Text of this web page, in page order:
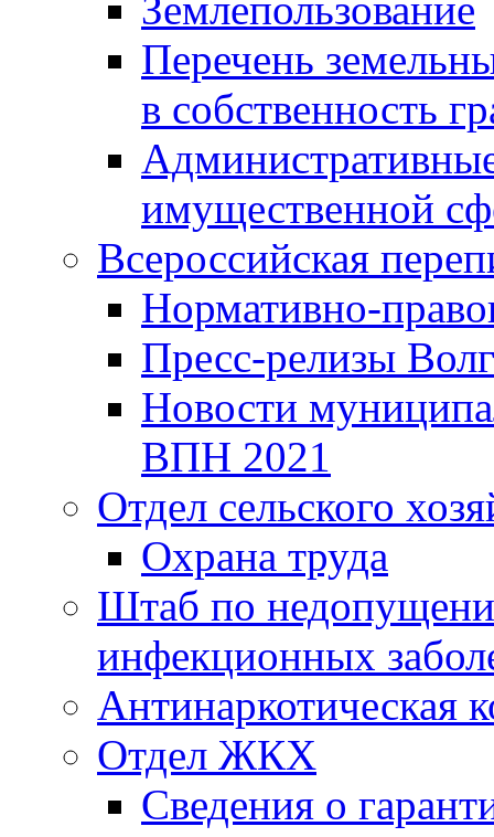
Перечень
в собственность
имущественной
Всероссийская
Нормативно-
Пресс-релизы
Новости
ВПН 2021
Отдел сельского
Охрана труда
Штаб по
инфекционных
Антинаркотическая
Отдел ЖКХ
Сведения о